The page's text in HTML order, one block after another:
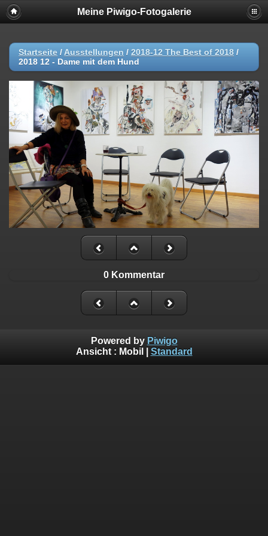
Meine Piwigo-Fotogalerie
Startseite / Ausstellungen / 2018-12 The Best of 2018 /
2018 12 - Dame mit dem Hund
0 Kommentar
Powered by Piwigo
Ansicht : Mobil Standard